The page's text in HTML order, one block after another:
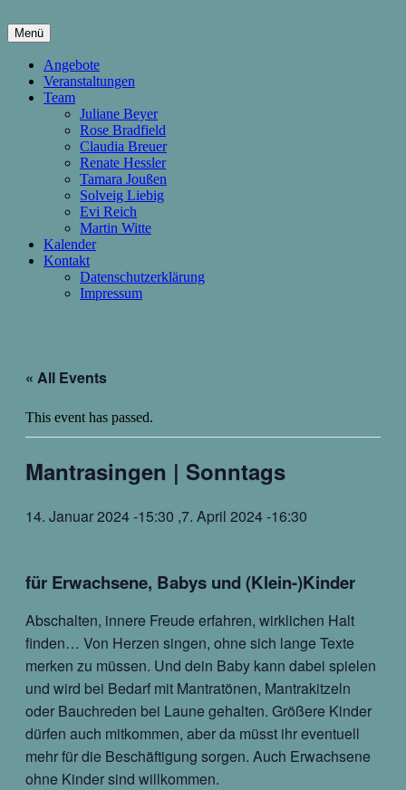
zum
InhaltDie Wachstumsfuge
Menü
Angebote
Veranstaltungen
Team
Juliane Beyer
Rose Bradfield
Claudia Breuer
Renate Hessler
Tamara Joußen
Solveig Liebig
Evi Reich
Martin Witte
Kalender
Kontakt
Datenschutzerklärung
Impressum
« All Events
This event has passed.
Mantrasingen | Sonntags
14. Januar 2024 -15:30 ,7. April 2024 -16:30
für Erwachsene, Babys und (Klein-)Kinder
Abschalten, innere Freude erfahren, wirklichen Halt
finden… Von Herzen singen, ohne sich lange Texte
merken zu müssen. Und dein Baby kann dabei spielen
und wird bei Bedarf mit Mantratönen, Mantrakitzeln
oder Bauchreden bei Laune gehalten. Größere Kinder
dürfen auch mitkommen, aber da müsst ihr eventuell
mehr für die Beschäftigung sorgen. Auch Erwachsene
ohne Kinder sind willkommen.